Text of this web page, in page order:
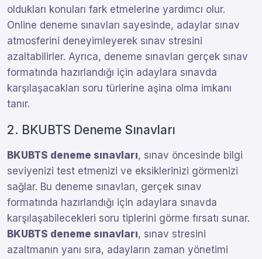
oldukları konuları fark etmelerine yardımcı olur.
Online deneme sınavları sayesinde, adaylar sınav
atmosferini deneyimleyerek sınav stresini
azaltabilirler. Ayrıca, deneme sınavları gerçek sınav
formatında hazırlandığı için adaylara sınavda
karşılaşacakları soru türlerine aşina olma imkanı
tanır.
2. BKUBTS Deneme Sınavları
BKUBTS deneme sınavları, sınav öncesinde bilgi
seviyenizi test etmenizi ve eksiklerinizi görmenizi
sağlar. Bu deneme sınavları, gerçek sınav
formatında hazırlandığı için adaylara sınavda
karşılaşabilecekleri soru tiplerini görme fırsatı sunar.
BKUBTS deneme sınavları, sınav stresini
azaltmanın yanı sıra, adayların zaman yönetimi